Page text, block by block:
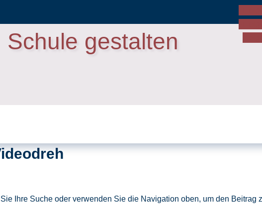
Schule gestalten
Ihre Suche oder verwenden Sie die Navigation oben, um den Beitrag